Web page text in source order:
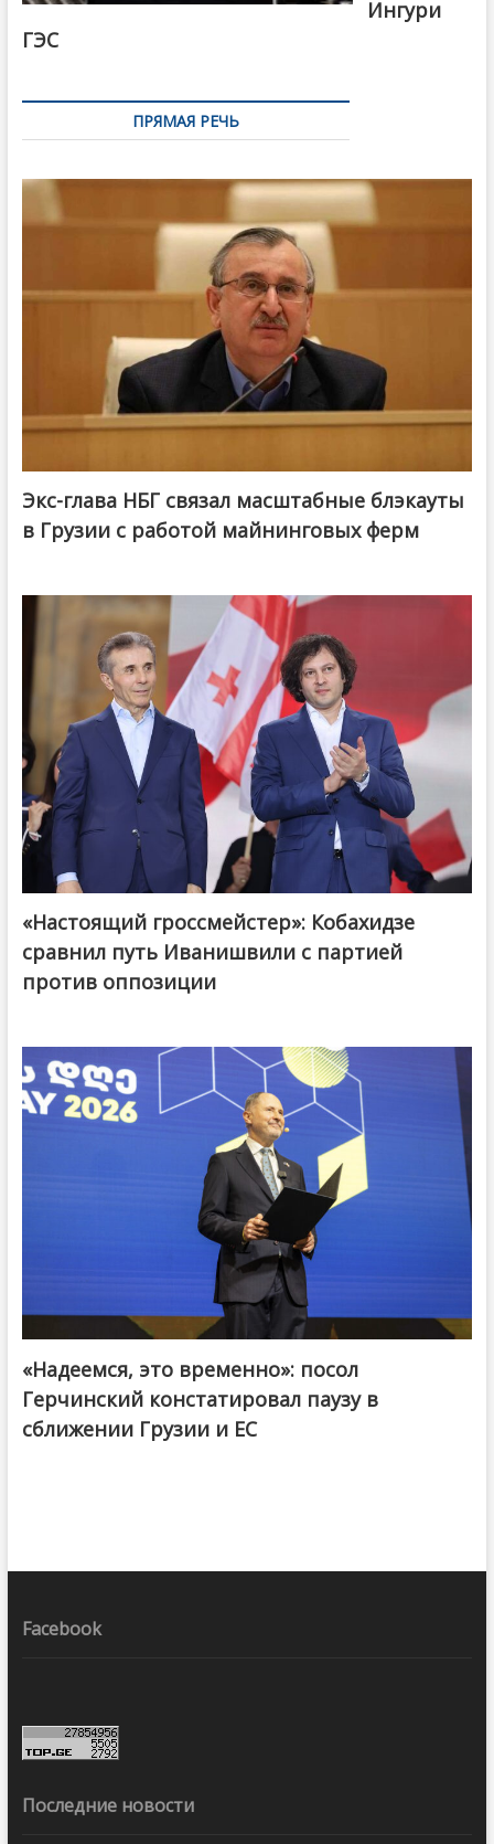
Ингури
ГЭС
ПРЯМАЯ РЕЧЬ
Экс-глава НБГ связал масштабные блэкауты
в Грузии с работой майнинговых ферм
@ქართული ოცნება / Georgian Dream
«Настоящий гроссмейстер»: Кобахидзе
сравнил путь Иванишвили с партией
против оппозиции
«Надеемся, это временно»: посол
Герчинский констатировал паузу в
сближении Грузии и ЕС
Facebook
Последние новости